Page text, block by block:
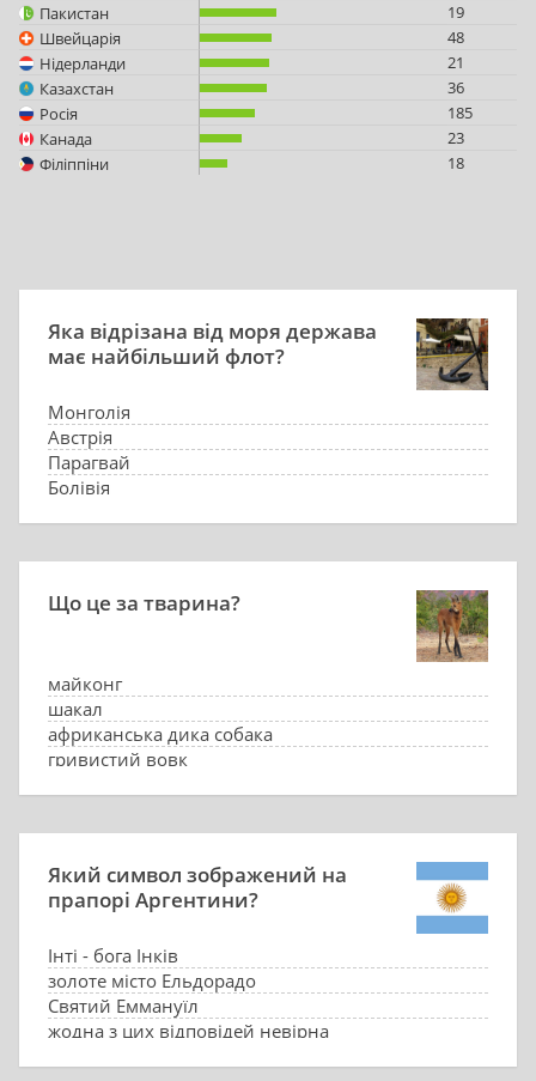
Пакистан
19
Швейцарія
48
Нідерланди
21
Казахстан
36
Росія
185
Канада
23
Філіппіни
18
Яка відрізана від моря держава
має найбільший флот?
Монголія
Австрія
Парагвай
Болівія
Що це за тварина?
майконг
шакал
африканська дика собака
гривистий вовк
Який символ зображений на
прапорі Аргентини?
Інті - бога Інків
золоте місто Ельдорадо
Святий Еммануїл
жодна з цих відповідей невірна